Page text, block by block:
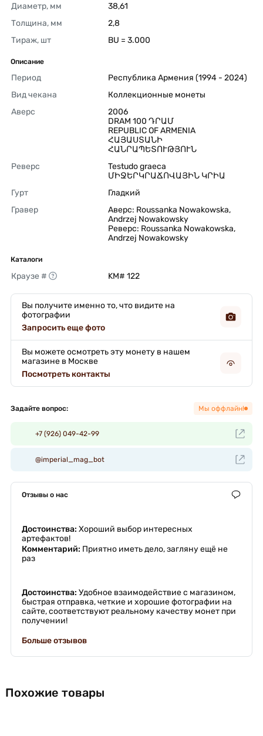
Диаметр, мм
38,61
Толщина, мм
2,8
Тираж, шт
BU = 3.000
Описание
Период
Республика Армения (1994 - 2024)
Вид чекана
Коллекционные монеты
Аверс
2006
DRAM 100 ԴՐԱՄ
REPUBLIC OF ARMENIA
ՀԱՅԱՍՏԱՆԻ
ՀԱՆՐԱՊԵՏՈՒԹՅՈՒՆ
Реверс
Testudo graeca
ՄԻՋԵՐԿՐԱՃՈՎԱՅԻՆ ԿՐԻԱ
Гурт
Гладкий
Гравер
Аверс: Roussanka Nowakowska,
Andrzej Nowakowsky
Реверс: Roussanka Nowakowska,
Andrzej Nowakowsky
Каталоги
Краузе # KM# 122
Вы получите именно то, что видите на
фотографии
Запросить еще фото
Вы можете осмотреть эту монету в нашем
магазине в Москве
Посмотреть контакты
Задайте вопрос: Мы оффлайн!
+7 (926) 049-42-99
@imperial_mag_bot
Отзывы о нас
Достоинства: Хороший выбор интересных
артефактов!
Комментарий: Приятно иметь дело, загляну ещё не
раз
Достоинства: Удобное взаимодействие с магазином,
быстрая отправка, четкие и хорошие фотографии на
сайте, соответствуют реальному качеству монет при
получении!
Больше отзывов
Похожие товары